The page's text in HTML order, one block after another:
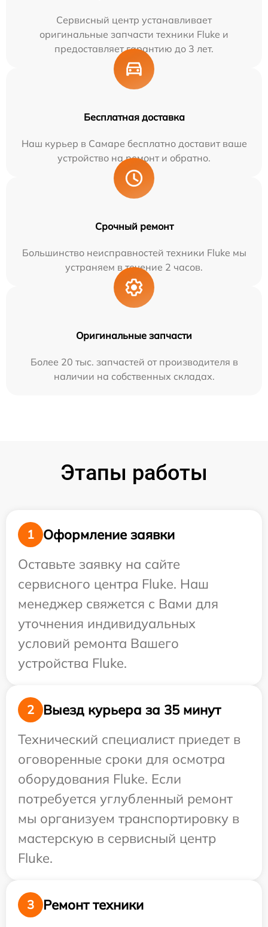
Сервисный центр устанавливает
оригинальные запчасти техники Fluke и
предоставляет гарантию до 3 лет.
Бесплатная доставка
Наш курьер в Самаре бесплатно доставит ваше
устройство на ремонт и обратно.
Срочный ремонт
Большинство неисправностей техники Fluke мы
устраняем в течение 2 часов.
Оригинальные запчасти
Более 20 тыс. запчастей от производителя в
наличии на собственных складах.
Этапы работы
1
Оформление заявки
Оставьте заявку на сайте
сервисного центра Fluke. Наш
менеджер свяжется с Вами для
уточнения индивидуальных
условий ремонта Вашего
устройства Fluke.
2
Выезд курьера за 35 минут
Технический специалист приедет в
оговоренные сроки для осмотра
оборудования Fluke. Если
потребуется углубленный ремонт
мы организуем транспортировку в
мастерскую в сервисный центр
Fluke.
3
Ремонт техники